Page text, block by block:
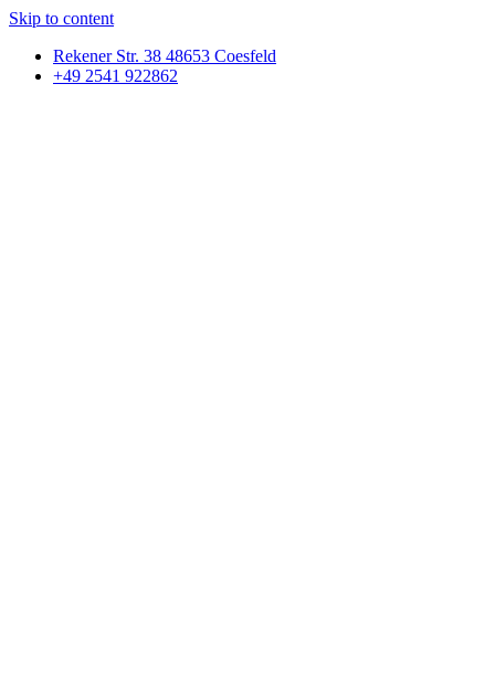
Skip to content
Rekener Str. 38 48653 Coesfeld
+49 2541 922862